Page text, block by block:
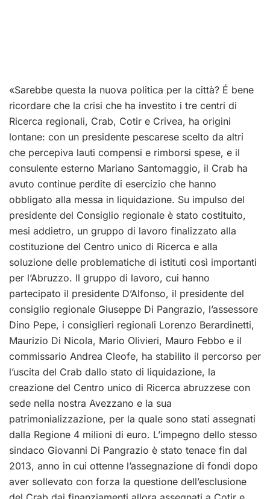
«Sarebbe questa la nuova politica per la città? É bene
ricordare che la crisi che ha investito i tre centri di
Ricerca regionali, Crab, Cotir e Crivea, ha origini
lontane: con un presidente pescarese scelto da altri
che percepiva lauti compensi e rimborsi spese, e il
consulente esterno Mariano Santomaggio, il Crab ha
avuto continue perdite di esercizio che hanno
obbligato alla messa in liquidazione. Su impulso del
presidente del Consiglio regionale è stato costituito,
mesi addietro, un gruppo di lavoro finalizzato alla
costituzione del Centro unico di Ricerca e alla
soluzione delle problematiche di istituti così importanti
per l’Abruzzo. Il gruppo di lavoro, cui hanno
partecipato il presidente D’Alfonso, il presidente del
consiglio regionale Giuseppe Di Pangrazio, l’assessore
Dino Pepe, i consiglieri regionali Lorenzo Berardinetti,
Maurizio Di Nicola, Mario Olivieri, Mauro Febbo e il
commissario Andrea Cleofe, ha stabilito il percorso per
l’uscita del Crab dallo stato di liquidazione, la
creazione del Centro unico di Ricerca abruzzese con
sede nella nostra Avezzano e la sua
patrimonializzazione, per la quale sono stati assegnati
dalla Regione 4 milioni di euro. L’impegno dello stesso
sindaco Giovanni Di Pangrazio è stato tenace fin dal
2013, anno in cui ottenne l’assegnazione di fondi dopo
aver sollevato con forza la questione dell’esclusione